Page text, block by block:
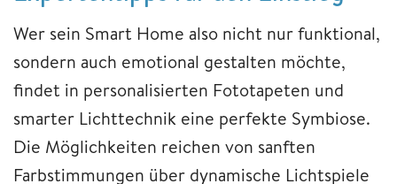
Wer sein Smart Home also nicht nur funktional,
sondern auch emotional gestalten möchte,
findet in personalisierten Fototapeten und
smarter Lichttechnik eine perfekte Symbiose.
Die Möglichkeiten reichen von sanften
Farbstimmungen über dynamische Lichtspiele